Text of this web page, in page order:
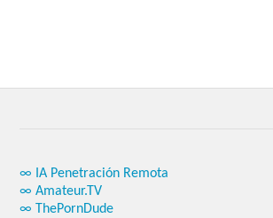
∞ IA Penetración Remota
∞ Amateur.TV
∞ ThePornDude